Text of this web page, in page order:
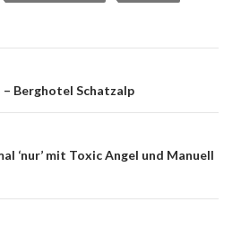
– Berghotel Schatzalp
‘nur’ mit Toxic Angel und Manuell